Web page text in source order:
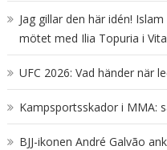
Jag gillar den här idén!
mötet med Ilia Topuria i
UFC 2026: Vad händer när
Kampsportsskador i MMA:
BJJ-ikonen André Galvão